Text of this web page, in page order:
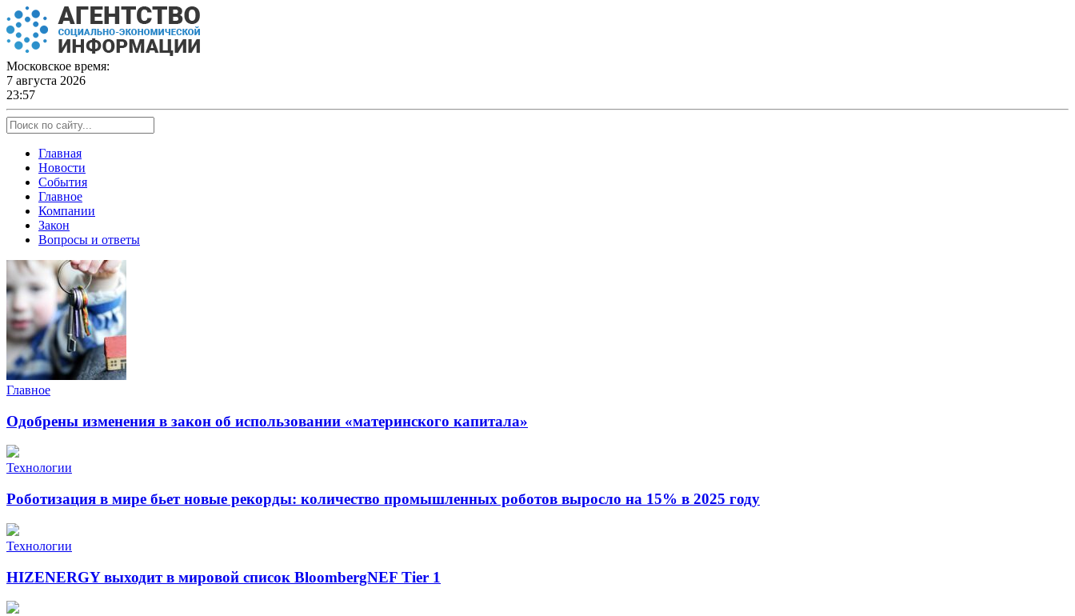
Skip
to
content
Московское время:
7 августа 2026
23:57
Главная
Новости
События
Главное
Компании
Закон
Вопросы и ответы
Главное
Одобрены изменения в закон об использовании «материнского капитала»
Технологии
Роботизация в мире бьет новые рекорды: количество промышленных роботов выросло на 15% в 2025 году
Технологии
HIZENERGY выходит в мировой список BloombergNEF Tier 1